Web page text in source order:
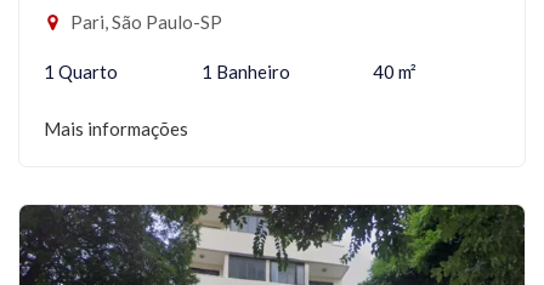
Pari, São Paulo-SP
1 Quarto 1 Banheiro 40 m²
Mais informações